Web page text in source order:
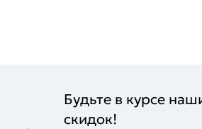
Будьте в курсе
скидок!